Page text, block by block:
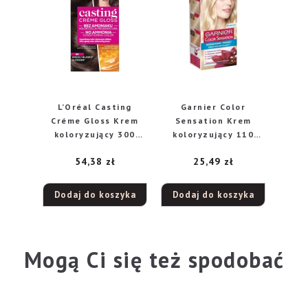
L’Oréal Casting
Créme Gloss Krem
koloryzujący 300
54,38 zł
Dodaj do koszyka
Garnier Color
Sensation Krem
koloryzujący 110
Diamentowy
25,49 zł
Dodaj do koszyka
Mogą Ci się też spodobać